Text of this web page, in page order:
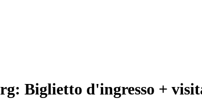
Biglietto d'ingresso +